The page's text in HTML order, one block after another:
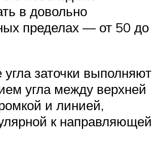
в довольно
пределах — от 50 до
заточки выполняют
угла между верхней
и линией,
к направляющей